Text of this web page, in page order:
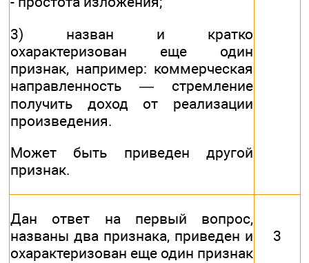
3) назван и кратко
охарактеризован еще один
признак, например: коммерческая
направленность — стремление
получить доход от реализации
произведения.
Может быть приведен другой
признак.
Дан ответ на первый вопрос,
названы два признака, приведен и
охарактеризован еще один признак
3